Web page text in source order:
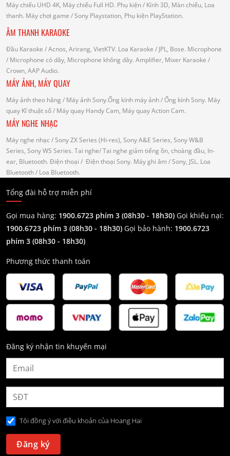
Máy chiếu UHD 4K, Máy chiếu Full HD. Phụ kiện/ Kính 3D, Màn chiếu, Loa
thanh. Máy chơi game / Sony Playstation, Phụ kiện PlayStation.
ÂM THANH KARAOKE
Đầu Karaoke / Acnos, Arirang, VietKTV. Loa Karaoke / JPL, Bose. Microphone
/ Microphone có dây, Microphone không dây. Amplifier, Mixer Karaoke /
Crown, AAP Audio.
MÁY ẢNH, MÁY QUAY
Máy ảnh theo hãng / Máy ảnh Sony.Ống kính máy ảnh / Ống kính Sony. Máy
quay Kĩ thuật số/ Máy quay Handy Cam, Máy quay Action Cam.
MÁY NGHE NHẠC
Máy nghe nhạc / Sony ZX Series (Hi-res), Sony A&E Series, Sony W&B
Series, Sony WS Series. Tai nghe/ Tai nghe giảm tiếng ồn, choàng đầu, In-
ear, Bluetooth. Điện thoại / Điện thoại Sony. Máy ghi âm / Sony, JSL. Loa
Bluetooth/ Loa Bluetooth.
Tổng đài hỗ trợ miễn phí
Gọi mua hàng: 1900.6723 phím 3 (08h30 - 18h30) Gọi khiếu nại:
1900.6723 phím 3 (08h30 - 18h30) Gọi bảo hành: 1900.6723
phím 3 (08h30 - 18h30)
Phương thức thanh toán
Đăng ký nhận tin khuyến mại
Tôi đồng ý với điều khoản của Hoang Hai